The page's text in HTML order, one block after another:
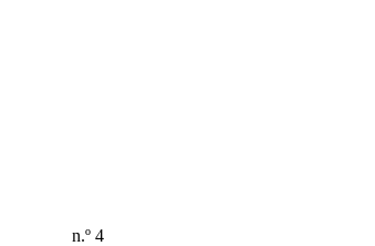
n.º 4